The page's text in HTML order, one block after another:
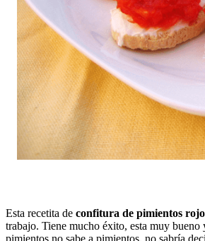
Esta recetita de confitura de pimientos
trabajo. Tiene mucho éxito, esta muy bueno